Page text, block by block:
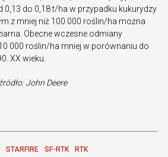
0,13 do 0,18 t/ha w przypadku kukurydzy
z mniej niż 100 000 roślin/ha można
Obecne wczesne odmiany
000 roślin/ha mniej w porównaniu do
XX wieku.
John Deere
STARFIRE SF-RTK
RTK